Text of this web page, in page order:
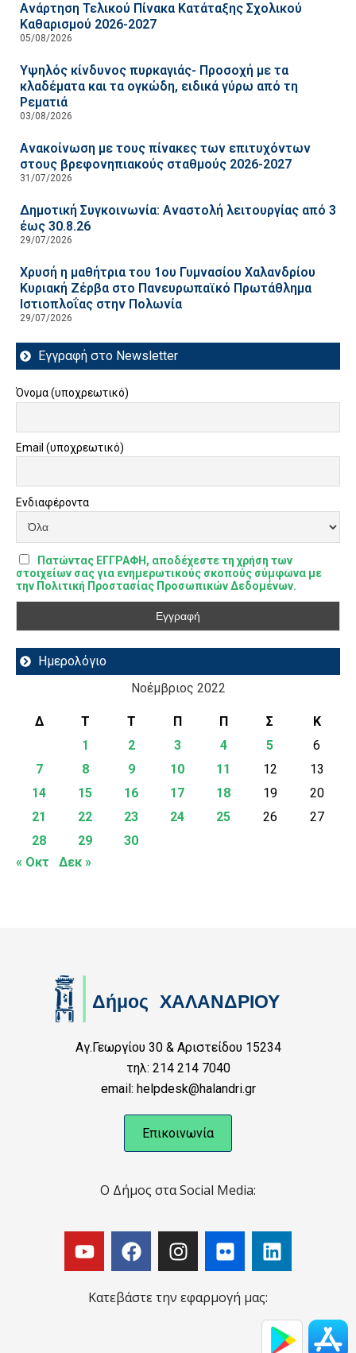
Ανάρτηση Τελικού Πίνακα Κατάταξης Σχολικού
Καθαρισμού 2026-2027
05/08/2026
Υψηλός κίνδυνος πυρκαγιάς- Προσοχή με τα
κλαδέματα και τα ογκώδη, ειδικά γύρω από τη
Ρεματιά
03/08/2026
Ανακοίνωση με τους πίνακες των επιτυχόντων
στους βρεφονηπιακούς σταθμούς 2026-2027
31/07/2026
Δημοτική Συγκοινωνία: Αναστολή λειτουργίας από 3
έως 30.8.26
29/07/2026
Χρυσή η μαθήτρια του 1ου Γυμνασίου Χαλανδρίου
Κυριακή Ζέρβα στο Πανευρωπαϊκό Πρωτάθλημα
Ιστιοπλοΐας στην Πολωνία
29/07/2026
Εγγραφή στο Newsletter
Όνομα (υποχρεωτικό)
Email (υποχρεωτικό)
Ενδιαφέροντα
Πατώντας ΕΓΓΡΑΦΗ, αποδέχεστε τη χρήση των
στοιχείων σας για ενημερωτικούς σκοπούς σύμφωνα με
την Πολιτική Προστασίας Προσωπικών Δεδομένων.
Ημερολόγιο
Νοέμβριος 2022
Δ Τ Τ Π Π Σ
Κ
1
2 3 4 5
6
7
8 9 10 11 12
13
14
15 16 17 18 19
20
21
22 23 24 25 26
27
28
29
30
« Οκτ
Δεκ »
Αγ.Γεωργίου 30 & Αριστείδου 15234
τηλ: 214 214 7040
email: helpdesk@halandri.gr
Επικοινωνία
Ο Δήμος στα Social Media:
Κατεβάστε την εφαρμογή μας: